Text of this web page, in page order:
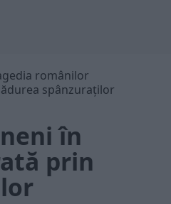
românilor
spânzuraților
în
prin